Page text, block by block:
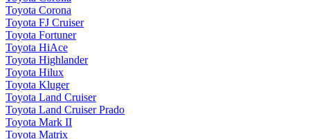
Toyota Corona
Toyota FJ Cruiser
Toyota Fortuner
Toyota HiAce
Toyota Highlander
Toyota Hilux
Toyota Kluger
Toyota Land Cruiser
Toyota Land Cruiser Prado
Toyota Mark II
Toyota Matrix